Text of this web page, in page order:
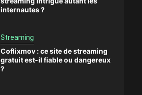
internautes ?
Streaming
Coflixmov : ce site de streaming
gratuit est-il fiable ou dangereux
?